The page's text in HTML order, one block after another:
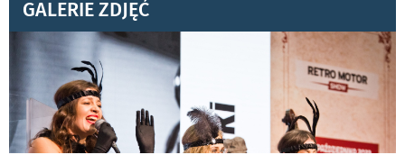
GALERIE ZDJĘĆ